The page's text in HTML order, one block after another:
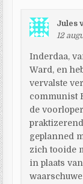
Jules
12
Inderdaa,
Ward, en
vervalste
communist
de
geplanned
zich tooide
in plaats